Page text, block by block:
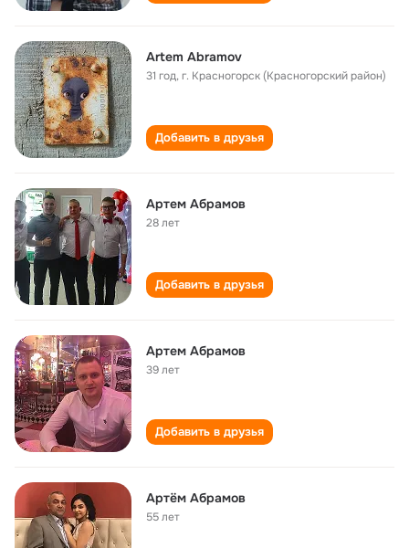
Artem Abramov
31 год,г. Красногорск (Красногорский район)
Добавить в друзья
Артем Абрамов
28 лет
Добавить в друзья
Артем Абрамов
39 лет
Добавить в друзья
Артём Абрамов
55 лет